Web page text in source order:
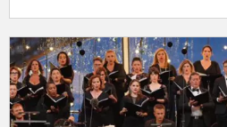
l'Hyper Weekend Festival vous
Maison de la Radio et de la
2026